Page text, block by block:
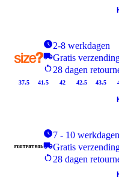
2-8 werkdagen
Gratis
28 dagen
37.5 41.5 42 42.5 43.5
7 - 10
Gratis
28 dagen